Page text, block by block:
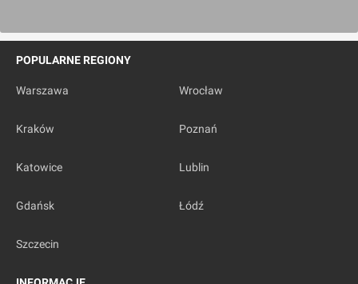
POPULARNE REGIONY
Warszawa Wrocław
Kraków Poznań
Katowice Lublin
Gdańsk Łódź
Szczecin